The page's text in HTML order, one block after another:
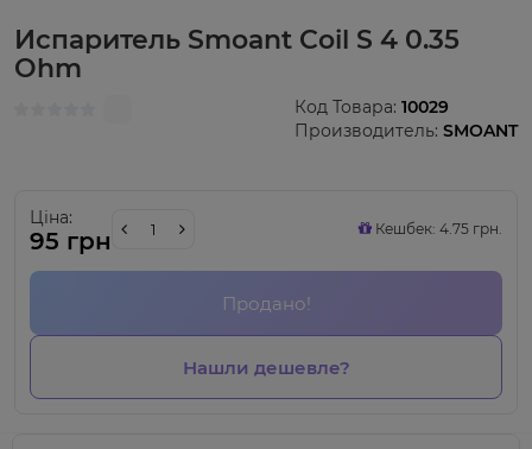
Испаритель Smoant Coil S 4 0.35
Ohm
Производитель: SMOANT
Код Товара: 10029
Ціна:
95 грн Кешбек: 4.75 грн.
Продано!
Нашли дешевле?